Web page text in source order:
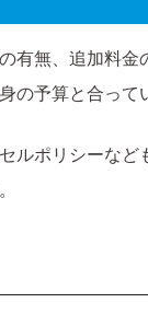
無、追加料金
予算と合って
ポリシーな